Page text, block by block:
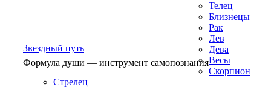
Звездный путь
Формула души — инструмент самопознания
Телец
Близнецы
Рак
Лев
Дева
Весы
Скорпион
Стрелец